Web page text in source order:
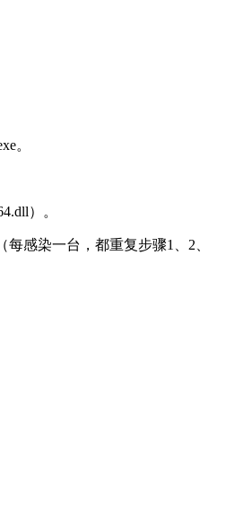
。
）。
感染一台，都重复步骤1、2、